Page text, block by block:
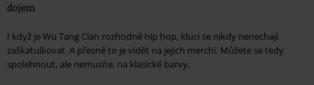
dojem
I když je Wu Tang Clan rozhodně hip hop, kluci se nikdy nenechají
zaškatulkovat. A přesně to je vidět na jejich merchi. Můžete se tedy
spolehnout, ale nemusíte, na klasické barvy.